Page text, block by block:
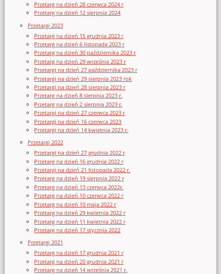
Przetarg na dzień 28 czerwca 2024 r
Przetarg na dzień 12 sierpnia 2024
Przetargi 2023
Przetarg na dzień 15 grudnia 2023 r
Przetarg na dzień 6 listopada 2023 r
Przetarg na dzień 30 października 2023 r
Przetarg na dzień 29 września 2023 r
Przetargi na dzień 27 października 2023 r
Przetargi na dzień 29 sierpnia 2023 rok
Przetargi na dzień 28 sierpnia 2023 r
Przetarg na dzień 8 sierpnia 2023 r.
Przetarg na dzień 2 sierpnia 2023 r.
Przetargi na dzień 27 czerwca 2023 r
Przetargi na dzień 16 czerwca 2023
Przetargi na dzień 14 kwietnia 2023 r.
Przetargi 2022
Przetargi na dzień 27 grudnia 2022 r
Przetarg na dzień 16 grudnia 2022 r
Przetargi na dzień 21 listopada 2022 r.
Przetarg na dzień 19 sierpnia 2022 r
Przetarg na dzień 13 czerwca 2022r.
Przetarg na dzień 10 czerwca 2022 r
Przetarg na dzień 10 maja 2022 r
Przetarg na dzień 29 kwietnia 2022 r
Przetarg na dzień 11 kwietnia 2022 r
Przetarg na dzień 17 stycznia 2022
Przetargi 2021
Przetarg na dzień 17 grudnia 2021 r
Przetarg na dzień 20 grudnia 2021 r
Przetarg na dzień 14 września 2021 r.